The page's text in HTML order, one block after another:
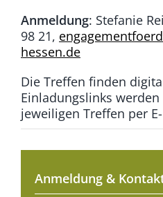
Anmeldung: Stefanie
98 21,
hessen.de
Die Treffen finden
Einladungslinks
jeweiligen Treffen per
Anmeldung &